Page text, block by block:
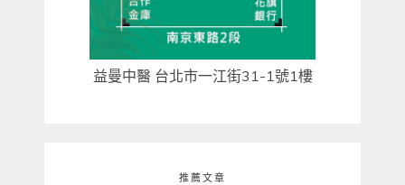
益曼中醫 台北市一江街31-1號1樓
推薦文章